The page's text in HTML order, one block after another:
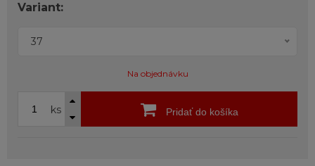
Variant:
37
Na objednávku
ks Pridať do košíka